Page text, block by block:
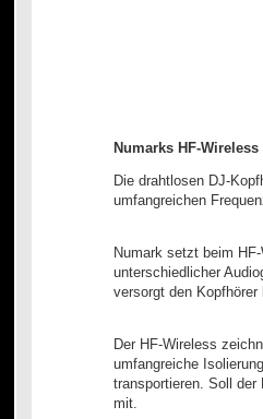
Numarks HF-
Die drahtlosen DJ-
umfangreichen
Numark setzt beim
unterschiedlicher
versorgt den
Der HF-Wireless
umfangreiche
transportieren. Soll
mit.